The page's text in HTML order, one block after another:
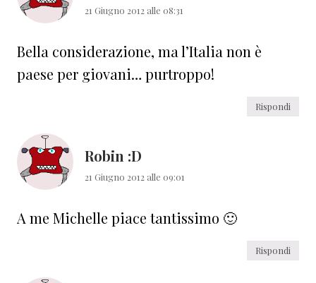
21 Giugno 2012 alle 08:31
Bella considerazione, ma l’Italia non è
paese per giovani… purtroppo!
Rispondi
Robin :D
21 Giugno 2012 alle 09:01
A me Michelle piace tantissimo 🙂
Rispondi